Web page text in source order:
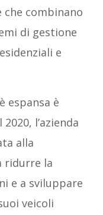
combinano
di gestione
e
espansa è
2020, l’azienda
alla
ridurre la
e a sviluppare
veicoli